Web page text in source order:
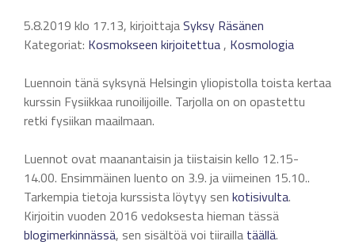
5.8.2019 klo 17.13, kirjoittajaSyksy Räsänen
Kategoriat: Kosmokseen kirjoitettua, Kosmologia
Luennoin tänä syksynä Helsingin yliopistolla toista kertaa
kurssin Fysiikkaa runoilijoille. Tarjolla on on opastettu
retki fysiikan maailmaan.
Luennot ovat maanantaisin ja tiistaisin kello 12.15-
14.00. Ensimmäinen luento on 3.9. ja viimeinen 15.10..
Tarkempia tietoja kurssista löytyy sen kotisivulta.
Kirjoitin vuoden 2016 vedoksesta hieman tässä
blogimerkinnässä, sen sisältöä voi tiirailla täällä.